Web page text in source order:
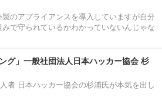
のアプライアンスを導入していますが自分
で守られているかわかっていないんじゃな
グ」一般社団法人日本ハッカー協会 杉
者 日本ハッカー協会の杉浦氏が本気を出し